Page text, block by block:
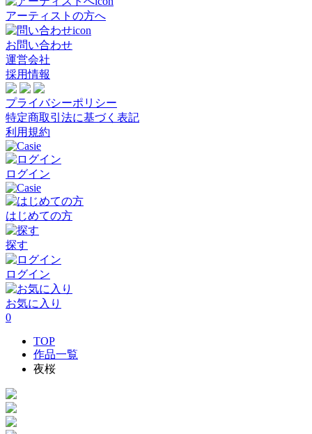
アーティストの方へ
お問い合わせ
運営会社
採用情報
プライバシーポリシー
特定商取引法に基づく表記
利用規約
ログイン
はじめての方
探す
ログイン
お気に入り
0
TOP
作品一覧
夜桜